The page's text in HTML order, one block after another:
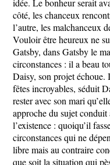
idée. Le bonheur serait
côté, les chanceux
l’autre, les malchanceux
Vouloir être heureux ne
Gatsby, dans Gatsby le
circonstances : il a beau
Daisy, son projet échoue.
fêtes incroyables, séduit
rester avec son mari
approche du sujet
l’existence : quoiqu’il
circonstances qui ne
libre mais au contraire
que soit la situation qui